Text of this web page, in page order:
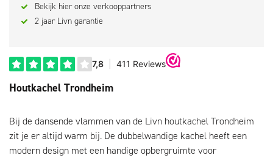
Bekijk hier onze verkooppartners
2 jaar Livn garantie
Houtkachel Trondheim
Bij de dansende vlammen van de Livn houtkachel Trondheim
zit je er altijd warm bij. De dubbelwandige kachel heeft een
modern design met een handige opbergruimte voor